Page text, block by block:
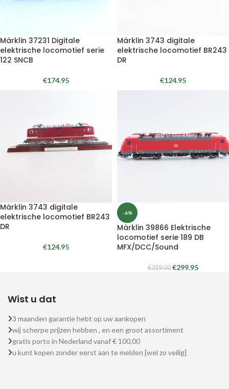
Märklin 37231 Digitale
elektrische locomotief serie
122 SNCB
€174.95
Märklin 3743 digitale
elektrische locomotief BR243
DR
€124.95
Märklin 3743 digitale
elektrische locomotief BR243
DR
€124.95
-6%
Märklin 39866 Elektrische
locomotief serie 189 DB
MFX/DCC/Sound
€319.00 €299.95
Wist u dat
3 maanden garantie hebt op uw aankopen
wij scherpe prijzen hebben , en een groot assortiment
gratis porto in Nederland vanaf € 100,00
u kunt kopen zonder eerst aan te melden [wel zo veilig]